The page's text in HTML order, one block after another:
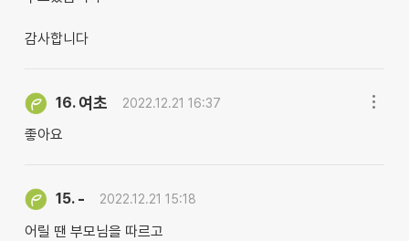
감사합니다
16. 여초 2022.12.21 16:37
좋아요
15. - 2022.12.21 15:18
어릴 땐 부모님을 따르고